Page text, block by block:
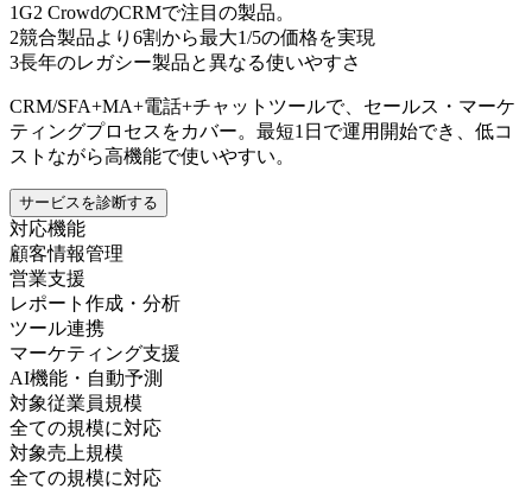
1G2 CrowdのCRMで注目の製品。
2競合製品より6割から最大1/5の価格を実現
3長年のレガシー製品と異なる使いやすさ
CRM/SFA+MA+電話+チャットツールで、セールス・マーケ
ティングプロセスをカバー。最短1日で運用開始でき、低コ
ストながら高機能で使いやすい。
サービスを診断する
対応機能
顧客情報管理
営業支援
レポート作成・分析
ツール連携
マーケティング支援
AI機能・自動予測
対象従業員規模
全ての規模に対応
対象売上規模
全ての規模に対応